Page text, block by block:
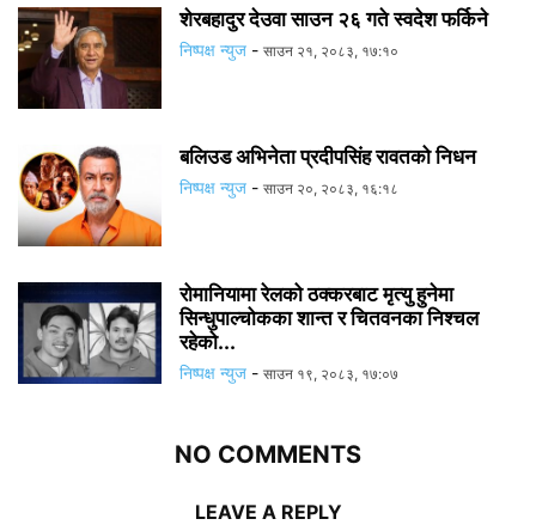
शेरबहादुर देउवा साउन २६ गते स्वदेश फर्किने
निष्पक्ष न्युज - साउन २१, २०८३, १७:१०
बलिउड अभिनेता प्रदीपसिंह रावतको निधन
निष्पक्ष न्युज - साउन २०, २०८३, १६:१८
रोमानियामा रेलको ठक्करबाट मृत्यु हुनेमा
सिन्धुपाल्चोकका शान्त र चितवनका निश्चल
रहेको...
निष्पक्ष न्युज - साउन १९, २०८३, १७:०७
NO COMMENTS
LEAVE A REPLY